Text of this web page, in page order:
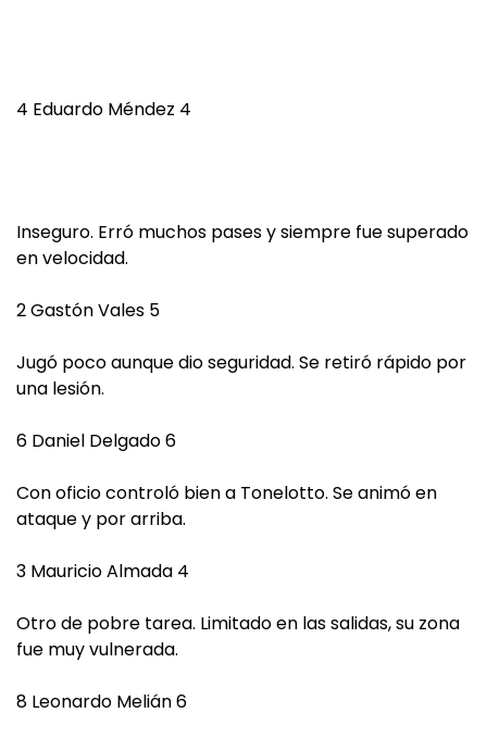
4 Eduardo Méndez 4
Inseguro. Erró muchos pases y siempre fue superado
en velocidad.
2 Gastón Vales 5
Jugó poco aunque dio seguridad. Se retiró rápido por
una lesión.
6 Daniel Delgado 6
Con oficio controló bien a Tonelotto. Se animó en
ataque y por arriba.
3 Mauricio Almada 4
Otro de pobre tarea. Limitado en las salidas, su zona
fue muy vulnerada.
8 Leonardo Melián 6